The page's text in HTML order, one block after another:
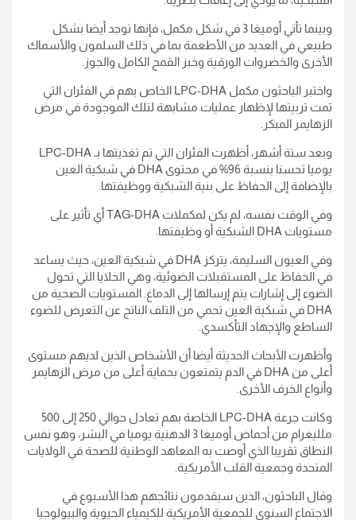
وبينما تأتي أوميغا 3 في شكل مكمل، فإنها توجد أيضا بشكل
طبيعي في العديد من الأطعمة بما في ذلك السلمون والأسماك
الأخرى والخضروات الورقية وخبز القمح الكامل والجوز.
واختبر الباحثون مكمل LPC-DHA الخاص بهم في الفئران التي
تمت تربيتها لإظهار عمليات مشابهة لتلك الموجودة في مرض
الزهايمر المبكر.
وبعد ستة أشهر، أظهرت الفئران التي تم تغذيتها بـ LPC-DHA
يوميا تحسنا بنسبة 96% في محتوى DHA في شبكية العين
بالإضافة إلى الحفاظ على بنية الشبكية ووظيفتها.
وفي الوقت نفسه، لم يكن لمكملات TAG-DHA أي تأثير على
مستويات DHA الشبكية أو وظيفتها.
وفي العيون السليمة، يتركز DHA في شبكية العين، حيث يساعد
في الحفاظ على المستقبلات الضوئية، وهي الخلايا التي تحول
الضوء إلى إشارات يتم إرسالها إلى الدماغ. المستويات الصحية من
DHA في شبكية العين تحمي من التلف الناتج عن التعرض للضوء
الساطع والإجهاد التأكسدي.
وأظهرت الأبحاث الحديثة أيضا أن الأشخاص الذين لديهم مستوى
أعلى من DHA في الدم يتمتعون بحماية أعلى من مرض الزهايمر
وأنواع الخرف الأخرى.
وكانت جرعة LPC-DHA الخاصة بهم تعادل حوالي 250 إلى 500
ملليغرام من أحماض أوميغا 3 الدهنية يوميا في البشر، وهو نفس
النطاق تقريبا الذي أوصت به المعاهد الوطنية للصحة في الولايات
المتحدة وجمعية القلب الأمريكية.
وقال الباحثون، الذين سيقدمون نتائجهم هذا الأسبوع في
الاجتماع السنوي للجمعية الأمريكية للكيمياء الحيوية والبيولوجيا